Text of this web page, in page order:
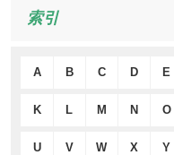
索引
A B C D E
K L M N O
U V W X Y